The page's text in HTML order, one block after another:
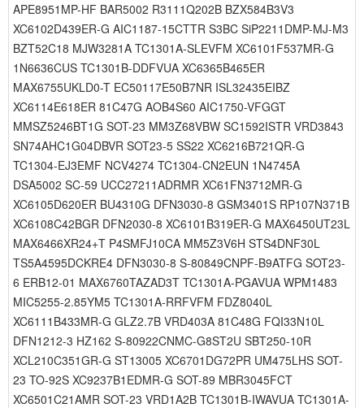
APE8951MP-HF BAR5002 R3111Q202B BZX584B3V3
XC6102D439ER-G AIC1187-15CTTR S3BC SiP2211DMP-MJ-M3
BZT52C18 MJW3281A TC1301A-SLEVFM XC6101F537MR-G
1N6636CUS TC1301B-DDFVUA XC6365B465ER
MAX6755UKLD0-T EC50117E50B7NR ISL32435EIBZ
XC6114E618ER 81C47G AOB4S60 AIC1750-VFGGT
MMSZ5246BT1G SOT-23 MM3Z68VBW SC1592ISTR VRD3843
SN74AHC1G04DBVR SOT23-5 SS22 XC6216B721QR-G
TC1304-EJ3EMF NCV4274 TC1304-CN2EUN 1N4745A
DSA5002 SC-59 UCC27211ADRMR XC61FN3712MR-G
XC6105D620ER BU4310G DFN3030-8 GSM3401S RP107N371B
XC6108C42BGR DFN2030-8 XC6101B319ER-G MAX6450UT23L
MAX6466XR24+T P4SMFJ10CA MM5Z3V6H STS4DNF30L
TS5A4595DCKRE4 DFN3030-8 S-80849CNPF-B9ATFG SOT23-
6 ERB12-01 MAX6760TAZAD3T TC1301A-PGAVUA WPM1483
MIC5255-2.85YM5 TC1301A-RRFVFM FDZ8040L
XC6111B433MR-G GLZ2.7B VRD403A 81C48G FQI33N10L
DFN1212-3 HZ162 S-80922CNMC-G8ST2U SBT250-10R
XCL210C351GR-G ST13005 XC6701DG72PR UM475LHS SOT-
23 TO-92S XC9237B1EDMR-G SOT-89 MBR3045FCT
XC6501C21AMR SOT-23 VRD1A2B TC1301B-IWAVUA TC1301A-